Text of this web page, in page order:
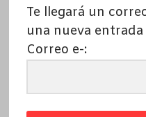
Te llegará un
una nueva entrada
Correo e-: